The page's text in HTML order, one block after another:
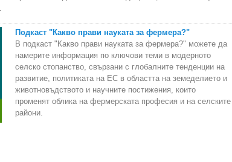
Подкаст "Какво прави науката за фермера?"
В подкаст "Какво прави науката за фермера?" можете да
намерите информация по ключови теми в модерното
селско стопанство, свързани с глобалните тенденции на
развитие, политиката на ЕС в областта на земеделието и
животновъдството и научните постижения, които
променят облика на фермерската професия и на селските
райони.